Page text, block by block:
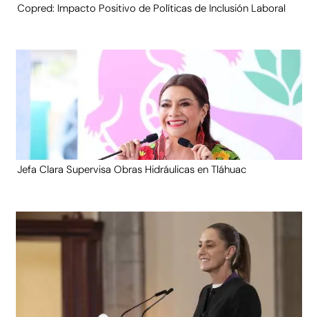
Copred: Impacto Positivo de Políticas de Inclusión Laboral
Jefa Clara Supervisa Obras Hidráulicas en Tláhuac